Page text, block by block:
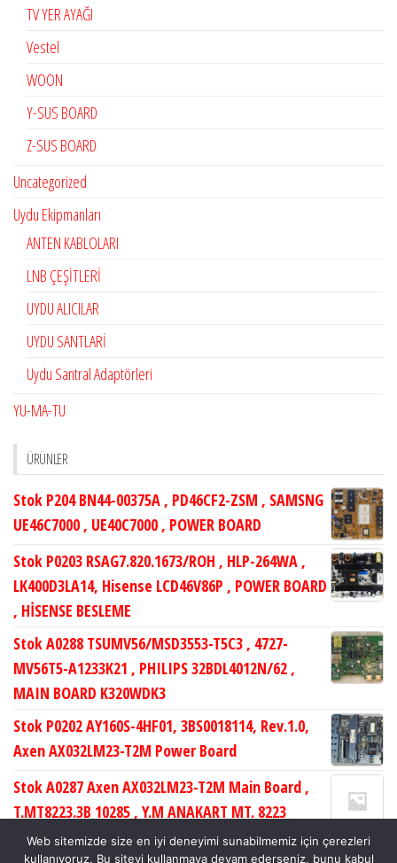
TV YER AYAĞI
Vestel
WOON
Y-SUS BOARD
Z-SUS BOARD
Uncategorized
Uydu Ekipmanları
ANTEN KABLOLARI
LNB ÇEŞİTLERİ
UYDU ALICILAR
UYDU SANTLARİ
Uydu Santral Adaptörleri
YU-MA-TU
ÜRÜNLER
Stok P204 BN44-00375A , PD46CF2-ZSM , SAMSNG
UE46C7000 , UE40C7000 , POWER BOARD
Stok P0203 RSAG7.820.1673/ROH , HLP-264WA ,
LK400D3LA14, Hisense LCD46V86P , POWER BOARD
, HİSENSE BESLEME
Stok A0288 TSUMV56/MSD3553-T5C3 , 4727-
MV56T5-A1233K21 , PHILIPS 32BDL4012N/62 ,
MAIN BOARD K320WDK3
Stok P0202 AY160S-4HF01, 3BS0018114, Rev.1.0,
Axen AX032LM23-T2M Power Board
Stok A0287 Axen AX032LM23-T2M Main Board ,
T.MT8223.3B 10285 , Y.M ANAKART MT. 8223
TUNERSİZ MNL , LC320WXN-SCB1
Web sitemizde size en iyi deneyimi sunabilmemiz için çerezleri
kullanıyoruz. Bu siteyi kullanmaya devam ederseniz, bunu kabul